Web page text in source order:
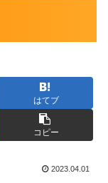
はてブ
コピー
2023.04.01